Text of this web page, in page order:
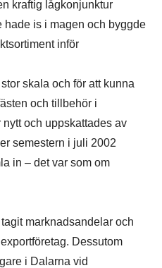
kraftig lågkonjunktur
hade is i magen och byggde
inför
skala och för att kunna
och tillbehör i
och uppskattades av
semestern i juli 2002
in – det var som om
marknadsandelar och
Dessutom
i Dalarna vid